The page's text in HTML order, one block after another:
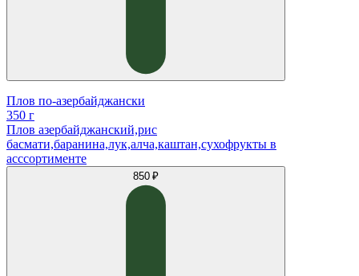
Плов по-азербайджански
350 г
Плов азербайджанский,рис
басмати,баранина,лук,алча,каштан,сухофрукты в
асссортименте
850 ₽